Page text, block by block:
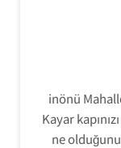
inönü
Kayar
ne